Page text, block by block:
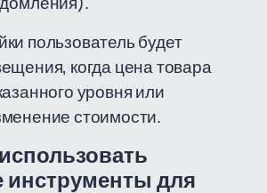
пользователь будет
когда цена товара
уровня или
стоимости.
инструменты для